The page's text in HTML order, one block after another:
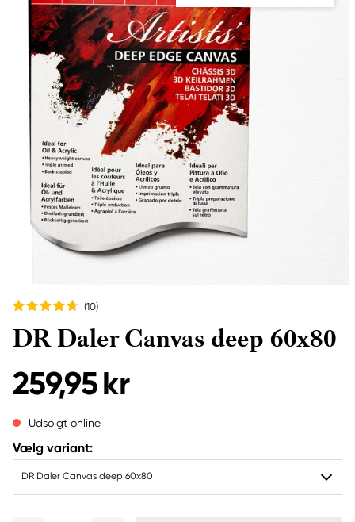
(10)
DR Daler Canvas deep 60x80
259,95 kr
Udsolgt online
Vælg variant:
DR Daler Canvas deep 60x80